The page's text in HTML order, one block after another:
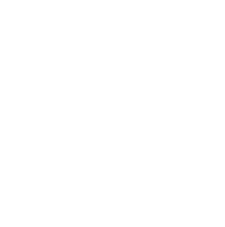
на сайты. Услуги веб-